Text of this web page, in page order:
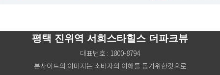
평택 진위역 서희스타힐스 더파크뷰
대표번호 : 1800-8794
본사이트의 이미지는 소비자의 이해를 돕기위한것으로